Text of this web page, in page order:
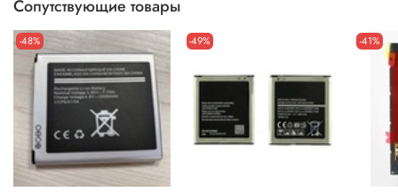
Сопутствующие товары
-48% -49% -41%